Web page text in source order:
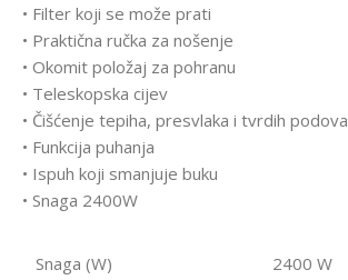
• Filter koji se može prati
• Praktična ručka za nošenje
• Okomit položaj za pohranu
• Teleskopska cijev
• Čišćenje tepiha, presvlaka i tvrdih podova
• Funkcija puhanja
• Ispuh koji smanjuje buku
• Snaga 2400W
Snaga (W) 2400 W